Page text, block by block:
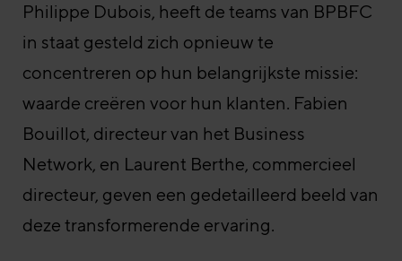
Philippe Dubois, heeft de teams van BPBFC
in staat gesteld zich opnieuw te
concentreren op hun belangrijkste missie:
waarde creëren voor hun klanten. Fabien
Bouillot, directeur van het Business
Network, en Laurent Berthe, commercieel
directeur, geven een gedetailleerd beeld van
deze transformerende ervaring.